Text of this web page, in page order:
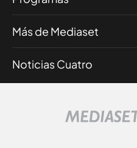
Más de Mediaset
Noticias Cuatro